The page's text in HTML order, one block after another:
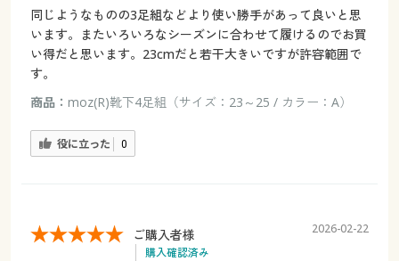
同じようなものの3足組などより使い勝手があって良いと思
います。またいろいろなシーズンに合わせて履けるのでお買
い得だと思います。23cmだと若干大きいですが許容範囲で
す。
商品： moz(R)靴下4足組（サイズ：23～25 / カラー：A）
役に立った 0
ご購入者様
購入確認済み
2026-02-22